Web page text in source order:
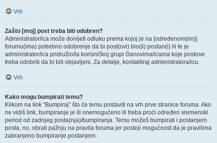
Vrh
Zašto [moj] post treba biti odobren?
Administrator/ica može donijeti odluku prema kojoj je na [određenom(im)]
forumu(ima) potrebno odobrenje da bi post(ovi) bio(li) postan(i) ili te je
administrator/ica pridružio/la korisničkoj grupi članovima/icama koje postove
treba odobriti da bi bili objavljeni. Za detalje, kontaktiraj administratora/icu.
Vrh
Kako mogu bumpirati temu?
Klikom na link “Bumpiraj” što će temu postaviti na vrh prve stranice foruma. Ako
ne vidiš link, bumpiranje je ili onemogućeno ili treba proći određen vremenski
period od zadnjeg posta(nja)/bumpiranja. Temu možeš bumpirati i postanjem
posta, no, obrati pažnju na pravila foruma jer postoji mogućnost da je pravilima
zabranjeno bumpiranje postanjem.